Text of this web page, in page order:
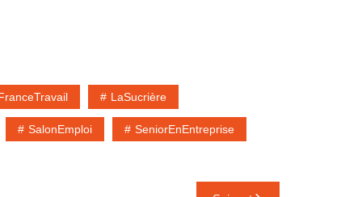
LaSucrière
SalonEmploi SeniorEnEntreprise